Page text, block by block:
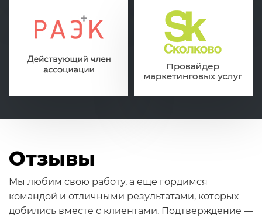
Отзывы
Мы любим свою работу, а еще гордимся
командой и отличными результатами, которых
добились вместе с клиентами. Подтверждение —